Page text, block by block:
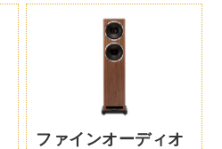
ファインオーディオ